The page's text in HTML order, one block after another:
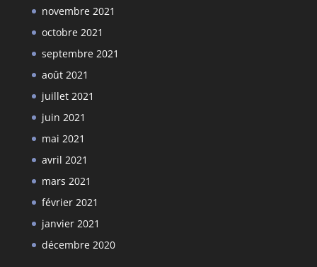
novembre 2021
octobre 2021
septembre 2021
août 2021
juillet 2021
juin 2021
mai 2021
avril 2021
mars 2021
février 2021
janvier 2021
décembre 2020